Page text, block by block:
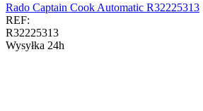
Rado Captain Cook Automatic R32225313
REF:
R32225313
Wysyłka 24h